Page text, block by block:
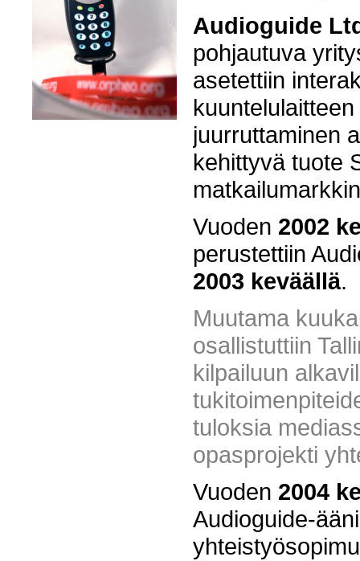
Audioguide
pohjautuva
asetettiin
juurruttaminen
kehittyvä tuote
Vuoden 2002
perustettiin
2003 keväällä.
Muutama
osallistuttiin
kilpailuun
tuloksia
opasprojekti
Vuoden 2004
Audioguide-